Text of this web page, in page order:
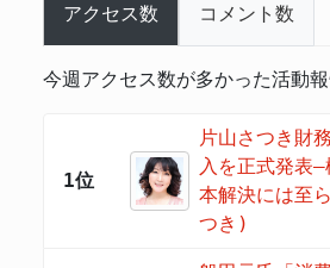
アクセス数 コメント数
今週アクセス数が多かった活動
1位
片山さつき財
入を正式発表
本解決には至
つき)